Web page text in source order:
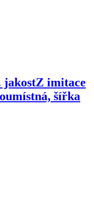
jakostZ imitace
šířka